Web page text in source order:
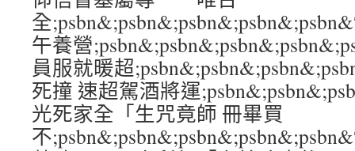
全
午養營
員服就暖超
死撞 速超駕酒將運
光死家全「生咒竟師 冊畢買
不